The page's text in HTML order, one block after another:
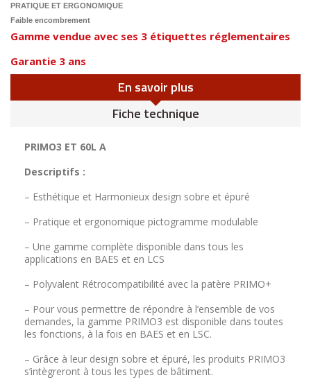
PRATIQUE ET ERGONOMIQUE
Faible encombrement
Gamme vendue avec ses 3 étiquettes réglementaires
Garantie 3 ans
En savoir plus
Fiche technique
PRIMO3 ET 60L A
Descriptifs :
– Esthétique et Harmonieux design sobre et épuré
– Pratique et ergonomique pictogramme modulable
– Une gamme complète disponible dans tous les
applications en BAES et en LCS
– Polyvalent Rétrocompatibilité avec la patère PRIMO+
– Pour vous permettre de répondre à l’ensemble de vos
demandes, la gamme PRIMO3 est disponible dans toutes
les fonctions, à la fois en BAES et en LSC.
– Grâce à leur design sobre et épuré, les produits PRIMO3
s’intègreront à tous les types de bâtiment.